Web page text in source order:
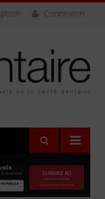
Connexion